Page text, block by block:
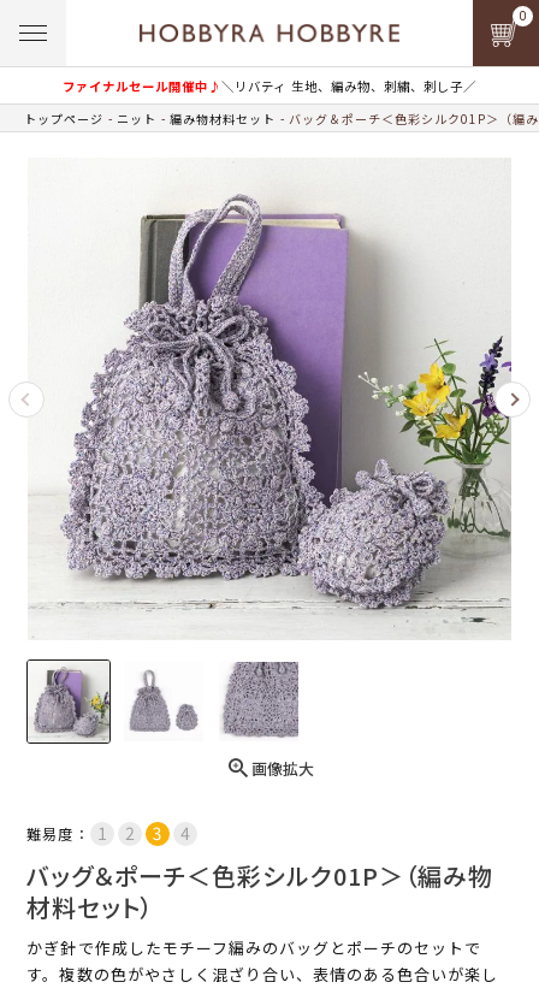
ファイナルセール開催中♪＼リバティ 生地、編み物、刺繍、刺し子／
0
トップページ ニット 編み物材料セット バッグ＆ポーチ＜色彩シルク01P＞（編
画像拡大
難易度：
バッグ＆ポーチ＜色彩シルク01P＞（編み物
材料セット）
かぎ針で作成したモチーフ編みのバッグとポーチのセットで
す。複数の色がやさしく混ざり合い、表情のある色合いが楽し